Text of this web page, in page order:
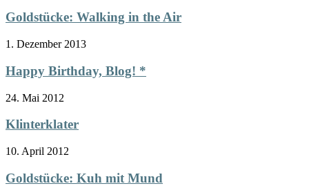
Goldstücke: Walking in the Air
1. Dezember 2013
Happy Birthday, Blog! *
24. Mai 2012
Klinterklater
10. April 2012
Goldstücke: Kuh mit Mund